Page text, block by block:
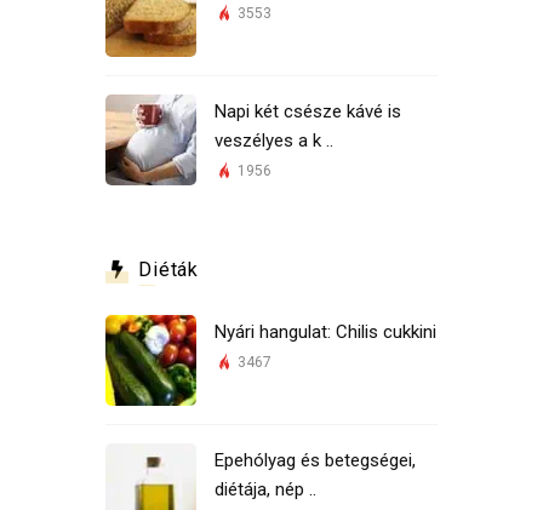
3553
Napi két csésze kávé is
veszélyes a k ..
1956
Diéták
Nyári hangulat: Chilis cukkini
3467
Epehólyag és betegségei,
diétája, nép ..